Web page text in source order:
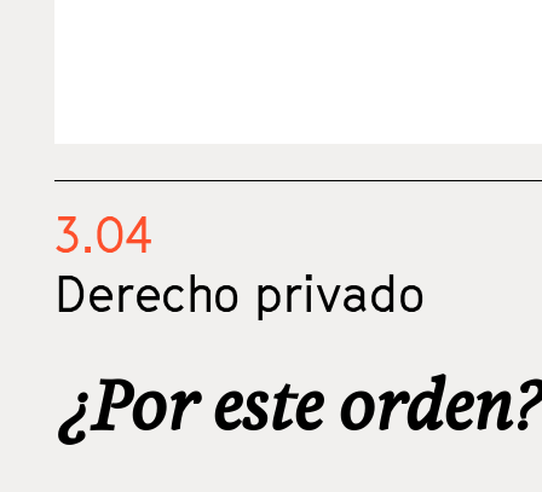
3.04
Derecho privado
¿Por este